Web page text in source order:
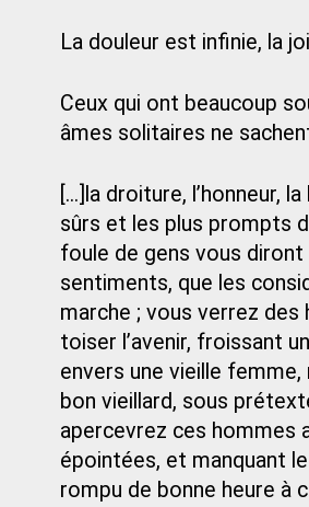
La douleur est infinie, la
Ceux qui ont beaucoup
âmes solitaires ne
[...]la droiture, l’honneur,
sûrs et les plus prompts
foule de gens vous diront
sentiments, que les
marche ; vous verrez des
toiser l’avenir, froissant
envers une vieille
bon vieillard, sous
apercevrez ces hommes
épointées, et manquant
rompu de bonne heure à